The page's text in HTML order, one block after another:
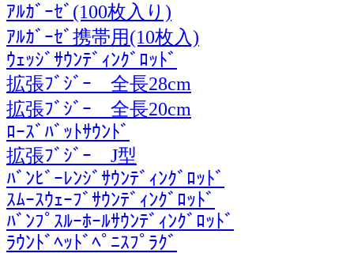
ｱﾙｶﾞｰｾﾞ(100枚入り)
ｱﾙｶﾞｰｾﾞ携帯用(10枚入)
ｳｪｯｼﾞｻｳﾝﾃﾞｨﾝｸﾞﾛｯﾄﾞ
拡張ﾌﾞｼﾞｰ 全長28cm
拡張ﾌﾞｼﾞｰ 全長20cm
ﾛｰｽﾞﾊﾞｯﾄｻｳﾝﾄﾞ
拡張ﾌﾞｼﾞｰ J型
ﾊﾞﾝﾋﾞｰﾚﾝｼﾞｻｳﾝﾃﾞｨﾝｸﾞﾛｯﾄﾞ
ｽﾑｰｽｳｪｰﾌﾞｻｳﾝﾃﾞｨﾝｸﾞﾛｯﾄﾞ
ﾊﾞﾝﾌﾟｽﾙｰﾎｰﾙｻｳﾝﾃﾞｨﾝｸﾞﾛｯﾄﾞ
ﾗｳﾝﾄﾞﾍｯﾄﾞﾍﾟﾆｽﾌﾟﾗｸﾞ